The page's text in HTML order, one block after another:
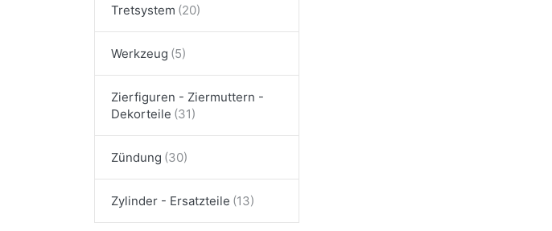
Tretsystem
Werkzeug
Zierfiguren - Ziermuttern -
Dekorteile
Zündung
Zylinder - Ersatzteile